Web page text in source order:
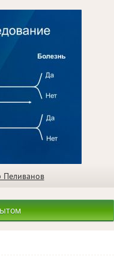
Пеливанов